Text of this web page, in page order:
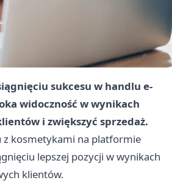
sukcesu w handlu e-
widoczność w wynikach
i zwiększyć sprzedaż.
kosmetykami na platformie
lepszej pozycji w wynikach
klientów.